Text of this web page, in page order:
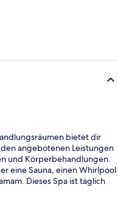
bietet dir
angebotenen Leistungen
und Körperbehandlungen.
eine Sauna, einen Whirlpool
Dieses Spa ist täglich